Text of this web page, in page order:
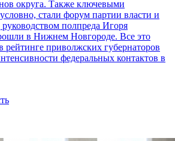
округа. Также ключевыми
стали форум партии власти и
руководством полпреда Игоря
в Нижнем Новгороде. Все это
рейтинге приволжских губернаторов
федеральных контактов в